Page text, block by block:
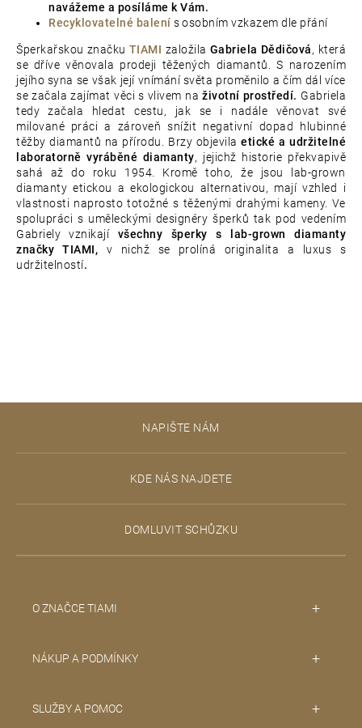
navážeme a posíláme k Vám.
Recyklovatelné balení s osobním vzkazem dle přání
Šperkařskou značku TIAMI založila Gabriela Dědičová, která
se dříve věnovala prodeji těžených diamantů. S narozením
jejího syna se však její vnímání světa proměnilo a čím dál více
se začala zajímat věci s vlivem naživotní prostředí. Gabriela
tedy začala hledat cestu, jak se i nadále věnovat své
milované práci a zároveň snížit negativní dopad hlubinné
těžby diamantů na přírodu. Brzy objevilaetické a udržitelné
laboratorně vyráběné diamanty, jejichž historie překvapivě
sahá až do roku 1954. Kromě toho, že jsou lab-grown
diamanty etickou a ekologickou alternativou, mají vzhled i
vlastnosti naprosto totožné s těženými drahými kameny. Ve
spolupráci s uměleckými designéry šperků tak pod vedením
Gabriely vznikají všechny šperky s lab-grown diamanty
značky TIAMI, v nichž se prolíná originalita a luxus s
udržitelností.
NAPIŠTE NÁM
KDE NÁS NAJDETE
DOMLUVIT SCHŮZKU
O ZNAČCE TIAMI
NÁKUP A PODMÍNKY
SLUŽBY A POMOC